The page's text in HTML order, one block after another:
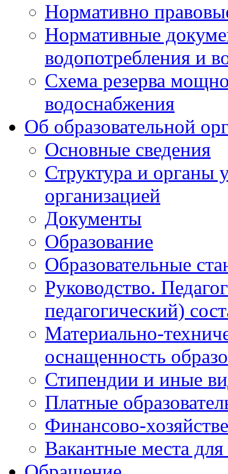
Нормативно
Нормативные
водопотребления и
Схема резерва
водоснабжения
Об образовательной
Основные сведения
Структура и органы
организацией
Документы
Образование
Образовательные
Руководство.
педагогический)
Материально-
оснащенность
Стипендии и иные
Платные
Финансово-
Вакантные места